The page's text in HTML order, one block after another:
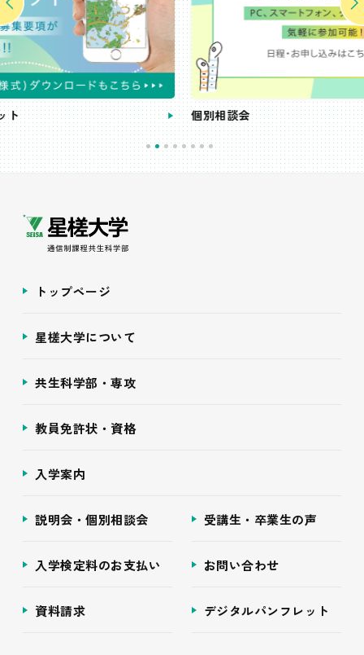
個別相談会
トップページ
星槎大学について
共生科学部・専攻
教員免許状・資格
入学案内
説明会・個別相談会 受講生・卒業生の声
入学検定料のお支払い お問い合わせ
資料請求 デジタルパンフレット